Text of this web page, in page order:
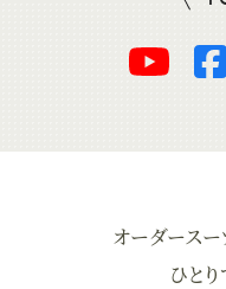
オ
ー
オーダース
ひと